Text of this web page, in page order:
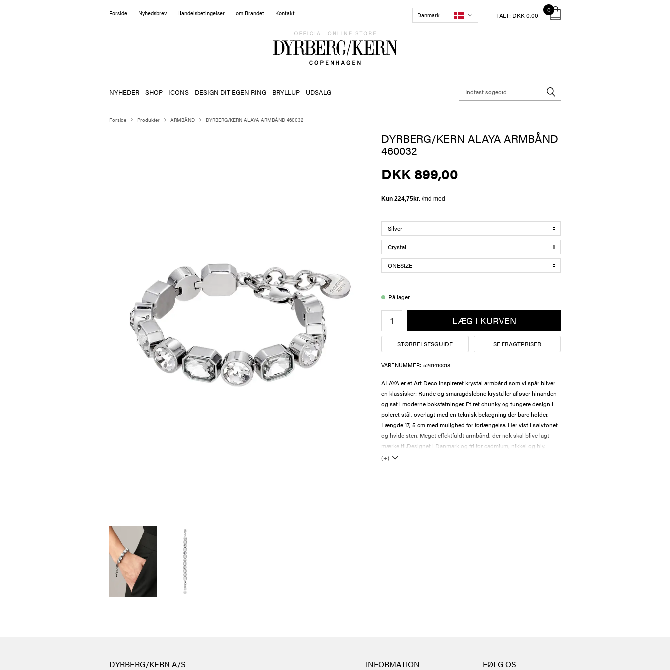
Forside Nyhedsbrev Handelsbetingelser om Brandet Kontakt Danmark
0
I ALT: DKK 0,00
NYHEDER SHOP ICONS DESIGN DIT EGEN RING BRYLLUP UDSALG
Forside Produkter ARMBÅND DYRBERG/KERN ALAYA ARMBÅND 460032
DYRBERG/KERN ALAYA ARMBÅND
460032
DKK 899,00
På lager
LÆG I KURVEN
STØRRELSESGUIDE SE FRAGTPRISER
VARENUMMER: 5261410018
ALAYA er et Art Deco inspireret krystal armbånd som vi spår bliver
en klassisker: Runde og smaragdslebne krystaller afløser hinanden
og sat i moderne boksfatninger. Et ret chunky og tungere design i
poleret stål, overlagt med en teknisk belægning der bare holder.
Længde 17, 5 cm med mulighed for forlængelse. Her vist i sølvtonet
og hvide sten. Meget effektfuldt armbånd, der nok skal blive lagt
mærke til.Designet i Danmark og fri for cadmium, nikkel og bly.
(+)
DYRBERG/KERN A/S INFORMATION FØLG OS